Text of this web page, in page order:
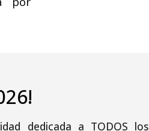
6!
dedicada a TODOS los